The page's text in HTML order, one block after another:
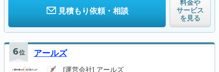
見積もり依頼・相談
料金や
サービス
を見る
6位 アールズ
[運営会社] アールズ